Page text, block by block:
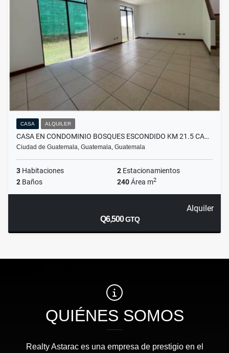
CASA ALQUILER
CASA EN CONDOMINIO BOSQUES ESCONDIDO KM 21.5 CA…
Ciudad de Guatemala, Guatemala, Guatemala
3 Habitaciones 2 Estacionamientos
2 Baños 240Área m2
Alquiler
Q6,500GTQ
QUIÉNES SOMOS
Realty Astarac es una empresa de prestigio en el